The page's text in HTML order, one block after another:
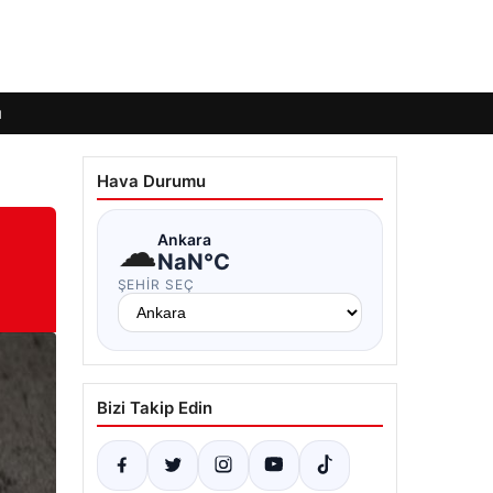
Hava Durumu
☁Ankara
NaN°C
ŞEHIR SEÇ
Bizi Takip Edin